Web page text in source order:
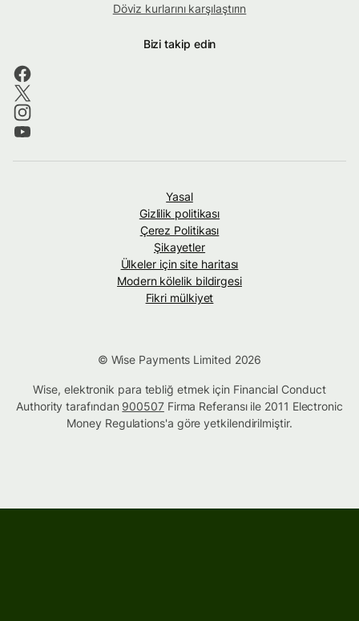
Döviz kurlarını karşılaştırın
Bizi takip edin
Yasal
Gizlilik politikası
Çerez Politikası
Şikayetler
Ülkeler için site haritası
Modern kölelik bildirgesi
Fikri mülkiyet
© Wise Payments Limited 2026
Wise, elektronik para tebliğ etmek için Financial Conduct
Authority tarafından 900507Firma Referansı ile 2011 Electronic
Money Regulations'a göre yetkilendirilmiştir.